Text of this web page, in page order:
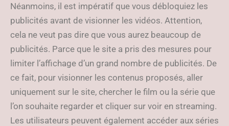
Néanmoins, il est impératif que vous débloquiez les
publicités avant de visionner les vidéos. Attention,
cela ne veut pas dire que vous aurez beaucoup de
publicités. Parce que le site a pris des mesures pour
limiter l’affichage d’un grand nombre de publicités. De
ce fait, pour visionner les contenus proposés, aller
uniquement sur le site, chercher le film ou la série que
l’on souhaite regarder et cliquer sur voir en streaming.
Les utilisateurs peuvent également accéder aux séries